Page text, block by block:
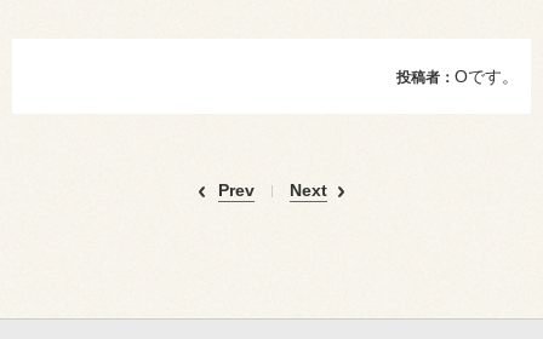
投稿者： Oです。
Prev Next